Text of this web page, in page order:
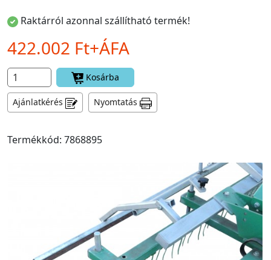
Raktárról azonnal szállítható termék!
422.002 Ft+ÁFA
Kosárba
Ajánlatkérés Nyomtatás
Termékkód: 7868895